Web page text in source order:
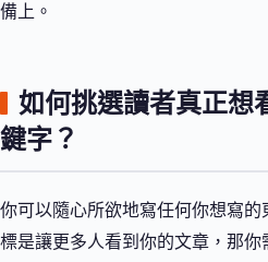
備上。
如何挑選讀者真正想
鍵字？
你可以隨心所欲地寫任何你想寫的
標是讓更多人看到你的文章，那你